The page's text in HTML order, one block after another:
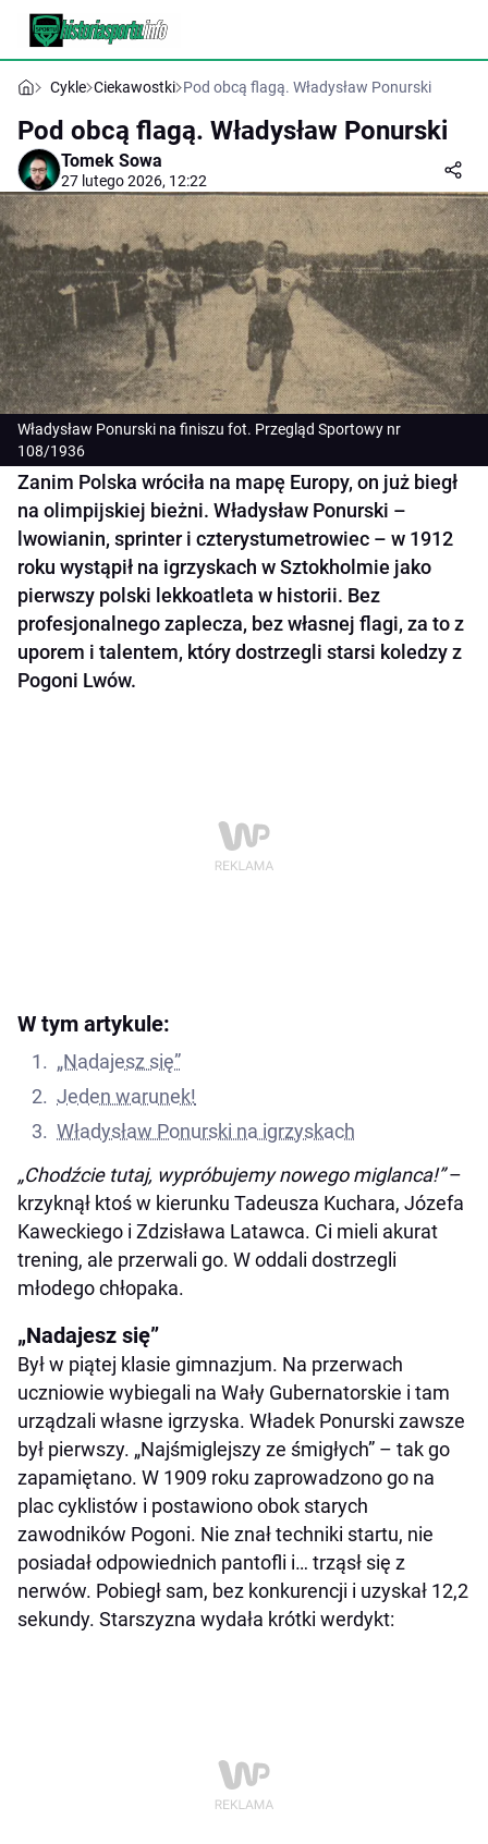
Cykle Ciekawostki Pod obcą flagą. Władysław Ponurski
Pod obcą flagą. Władysław Ponurski
Tomek Sowa
27 lutego 2026, 12:22
Władysław Ponurski na finiszu fot. Przegląd Sportowy nr
108/1936
Zanim Polska wróciła na mapę Europy, on już biegł
na olimpijskiej bieżni. Władysław Ponurski –
lwowianin, sprinter i czterystumetrowiec – w 1912
roku wystąpił na igrzyskach w Sztokholmie jako
pierwszy polski lekkoatleta w historii. Bez
profesjonalnego zaplecza, bez własnej flagi, za to z
uporem i talentem, który dostrzegli starsi koledzy z
Pogoni Lwów.
W tym artykule:
„Nadajesz się”
Jeden warunek!
Władysław Ponurski na igrzyskach
„Chodźcie tutaj, wypróbujemy nowego miglanca!”–
krzyknął ktoś w kierunku Tadeusza Kuchara, Józefa
Kaweckiego i Zdzisława Latawca. Ci mieli akurat
trening, ale przerwali go. W oddali dostrzegli
młodego chłopaka.
„Nadajesz się”
Był w piątej klasie gimnazjum. Na przerwach
uczniowie wybiegali na Wały Gubernatorskie i tam
urządzali własne igrzyska. Władek Ponurski zawsze
był pierwszy. „Najśmiglejszy ze śmigłych” – tak go
zapamiętano. W 1909 roku zaprowadzono go na
plac cyklistów i postawiono obok starych
zawodników Pogoni. Nie znał techniki startu, nie
posiadał odpowiednich pantofli i… trząsł się z
nerwów. Pobiegł sam, bez konkurencji i uzyskał 12,2
sekundy. Starszyzna wydała krótki werdykt: